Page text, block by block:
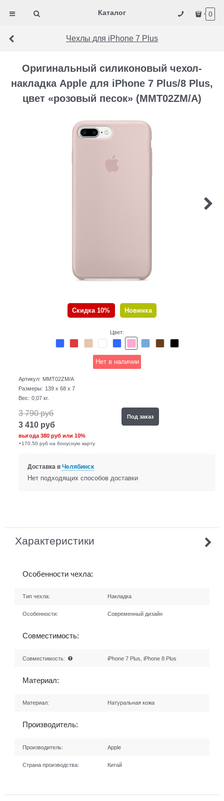
Каталог 0
Чехлы для iPhone 7 Plus
Оригинальный силиконовый чехол-
накладка Apple для iPhone 7 Plus/8 Plus,
цвет «розовый песок» (MMT02ZM/A)
Скидка 10% Новинка
Цвет:
Нет в наличии
Артикул: MMT02ZM/A
Размеры: 139 x 68 x 7
Вес: 0,07 кг.
3 790 руб
3 410 руб
выгода380 руб или10%
+170,50 руб на бонусную карту
Под заказ
Доставка в Челябинск
Нет подходящих способов доставки
Характеристики
Особенности чехла:
Тип чехла: Накладка
Особенности: Современный дизайн
Совместимость:
Совместимость: iPhone 7 Plus, iPhone 8 Plus
Материал:
Материал: Натуральная кожа
Производитель:
Производитель: Apple
Страна производства: Китай